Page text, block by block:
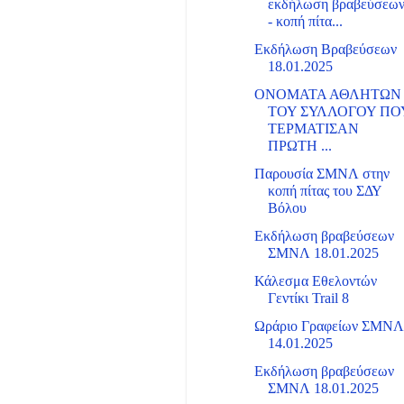
εκδήλωση βραβεύσεων
- κοπή πίτα...
Εκδήλωση Βραβεύσεων
18.01.2025
ΟΝΟΜΑΤΑ ΑΘΛΗΤΩΝ
ΤΟΥ ΣΥΛΛΟΓΟΥ
ΤΕΡΜΑΤΙΣΑΝ
ΠΡΩΤΗ ...
Παρουσία ΣΜΝΛ στην
κοπή πίτας του ΣΔΥ
Βόλου
Εκδήλωση βραβεύσεων
ΣΜΝΛ 18.01.2025
Κάλεσμα Εθελοντών
Γεντίκι Trail 8
Ωράριο Γραφείων ΣΜΝΛ
14.01.2025
Εκδήλωση βραβεύσεων
ΣΜΝΛ 18.01.2025